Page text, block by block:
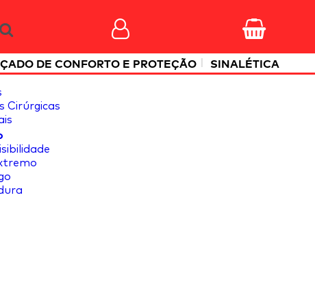
DE CONFORTO E PROTEÇÃO | SINALÉTICA
Cirúrgicas